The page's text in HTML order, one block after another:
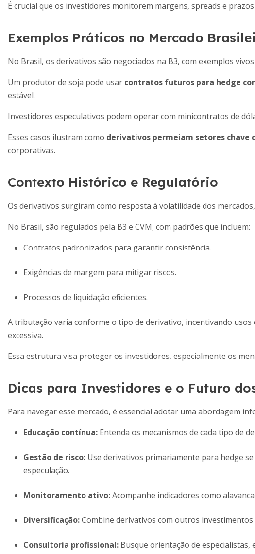
É crucial que os investidores monitorem margens, spreads e
Exemplos Práticos no Mercado
No Brasil, os derivativos são negociados na B3, com exemplos
Um produtor de soja pode usar contratos futuros para hedge
estável.
Investidores especulativos podem operar com minicontratos de
Esses casos ilustram como derivativos permeiam setores chave
corporativas.
Contexto Histórico e Regulatório
Os derivativos surgiram como resposta à volatilidade dos
No Brasil, são regulados pela B3 e CVM, com padrões que incluem:
Contratos padronizados para garantir consistência.
Exigências de margem para mitigar riscos.
Processos de liquidação eficientes.
A tributação varia conforme o tipo de derivativo, incentivando usos
excessiva.
Essa estrutura visa proteger os investidores, especialmente os
Dicas para Investidores e o Futuro
Para navegar esse mercado, é essencial adotar uma abordagem
Educação contínua: Entenda os mecanismos de cada tipo de
Gestão de risco: Use derivativos primariamente para hedge
especulação.
Monitoramento ativo:Acompanhe indicadores como
Diversificação:Combine derivativos com outros
Consultoria profissional: Busque orientação de especialistas,